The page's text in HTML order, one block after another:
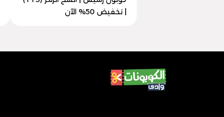
| تخفيض 50% الآن